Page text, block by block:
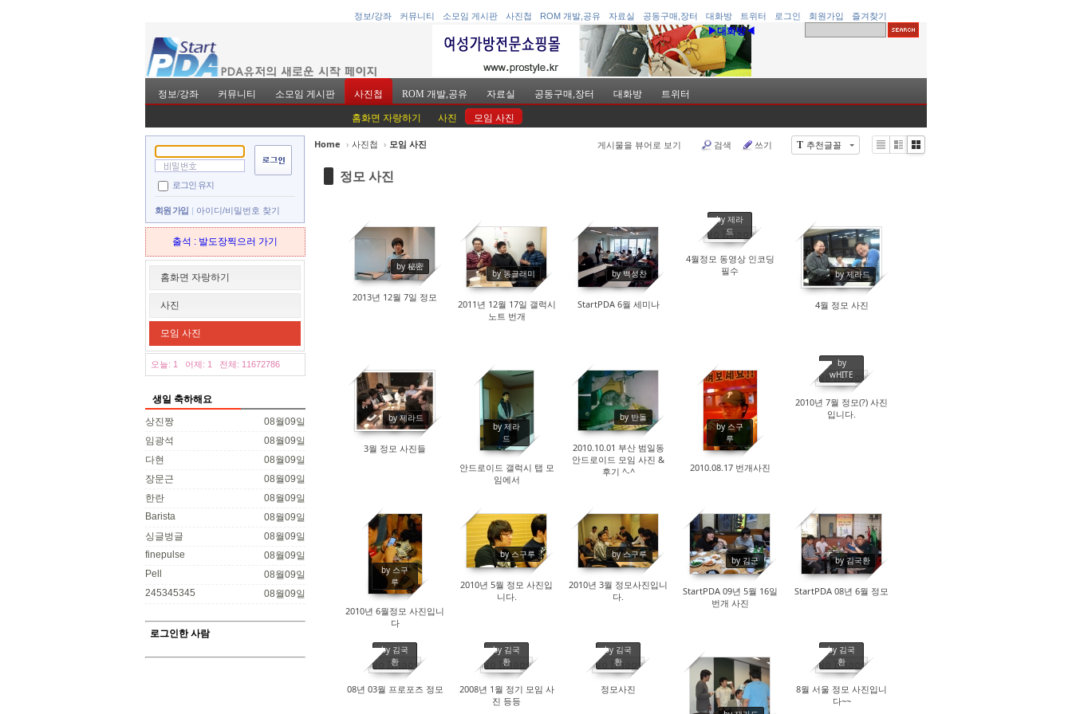
정보/강좌 커뮤니티 소모임 게시판 사진첩 ROM 개발,공유 자료실 공동구매,장터 대화방 트위터 로그인 회원가입 즐겨찾기
▶대화방◀
정보/강좌 커뮤니티 소모임 게시판 사진첩 ROM 개발,공유 자료실 공동구매,장터 대화방 트위터
홈화면 자랑하기 사진 모임 사진
로그인 유지
회원 가입 아이디/비밀번호 찾기
출석 : 발도장찍으러 가기
홈화면 자랑하기
사진
모임 사진
오늘: 1 어제: 1 전체: 11672786
생일 축하해요
08월09일
상진짱
08월09일
임광석
08월09일
다현
08월09일
장문근
08월09일
한란
08월09일
Barista
08월09일
싱글벙글
08월09일
finepulse
08월09일
Pell
08월09일
245345345
로그인한 사람
Home › 사진첩 › 모임 사진 T 추천글꼴
게시물을 뷰어로 보기 검색 쓰기
정모 사진
Li
Zi
G
by 秘密
15291
2013년 12월 7일 정모
by 동글래미
10652
2011년 12월 17일 갤럭시
노트 번개
by 백성찬
13169
StartPDA 6월 세미나
No Image
by 제라
드
12546
4월정모 동영상 인코딩
필수
by 제라드
13407
4월 정모 사진
by 제라드
13397
3월 정모 사진들
by 제라
드
15300
안드로이드 갤럭시 탭 모
임에서
by 반돌
17405
2010.10.01 부산 범일동
안드로이드 모임 사진 &
후기 ^-^
by 스구
루
17564
2010.08.17 번개사진
No Image
by
wHITE
13111
2010년 7월 정모(?) 사진
입니다.
by 스구
루
13760
2010년 6월정모 사진입니
다
by 스구루
13015
2010년 5월 정모 사진입
니다.
by 스구루
13805
2010년 3월 정모사진입니
다.
by 김군
15100
StartPDA 09년 5월 16일
번개 사진
by 김국환
21680
StartPDA 08년 6월 정모
No Image
by 김국
환
16519
08년 03월 프로포즈 정모
No Image
by 김국
환
17035
2008년 1월 정기 모임 사
진 등등
No Image
by 김국
환
17414
정모사진
23539
No Image
by 김국
환
19775
8월 서울 정모 사진입니
다~~
Sketchbook5, 스케치북5
Sketchbook5, 스케치북5
Sketchbook5, 스케치북5
Sketchbook5, 스케치북5